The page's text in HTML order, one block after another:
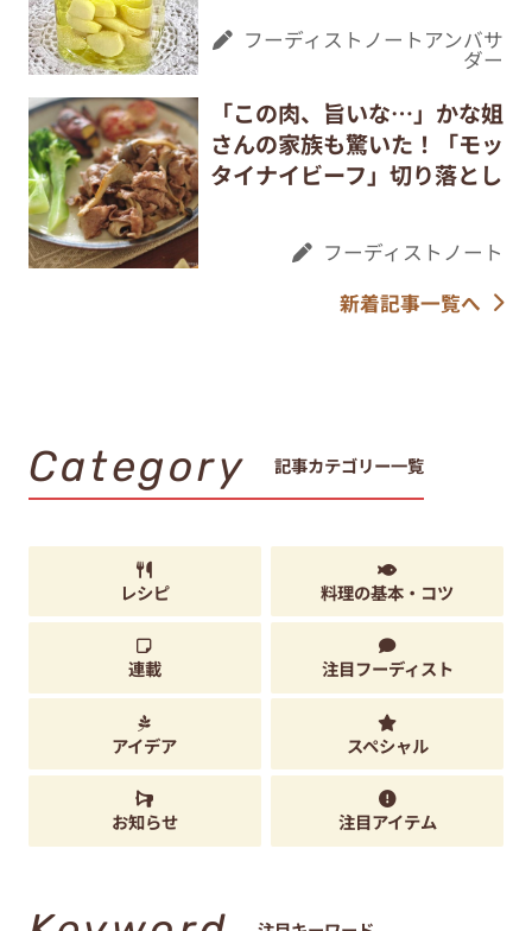
フーディストノートアンバサ
ダー
「この肉、旨いな…」かな姐
さんの家族も驚いた！「モッ
タイナイビーフ」切り落とし
フーディストノート
新着記事一覧へ
Category 記事カテゴリー一覧
レシピ 料理の基本・コツ
連載 注目フーディスト
アイデア スペシャル
お知らせ 注目アイテム